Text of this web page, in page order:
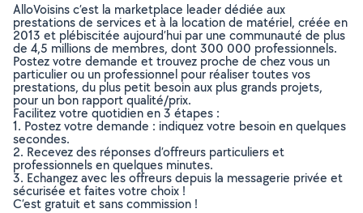
AlloVoisins c’est la marketplace leader dédiée aux
prestations de services et à la location de matériel, créée en
2013 et plébiscitée aujourd’hui par une communauté de plus
de 4,5 millions de membres, dont 300 000 professionnels.
Postez votre demande et trouvez proche de chez vous un
particulier ou un professionnel pour réaliser toutes vos
prestations, du plus petit besoin aux plus grands projets,
pour un bon rapport qualité/prix.
Facilitez votre quotidien en 3 étapes :
1. Postez votre demande : indiquez votre besoin en quelques
secondes.
2. Recevez des réponses d’offreurs particuliers et
professionnels en quelques minutes.
3. Echangez avec les offreurs depuis la messagerie privée et
sécurisée et faites votre choix !
C’est gratuit et sans commission !